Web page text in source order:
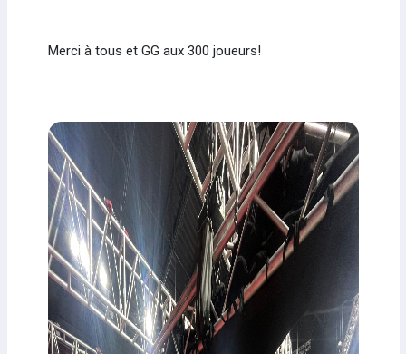
Merci à tous et GG aux 300 joueurs!